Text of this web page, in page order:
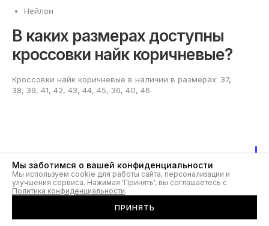
Нейлон
В каких размерах доступны
кроссовки найк коричневые?
Кроссовки найк коричневые в наличии в размерах: 37,
38, 39, 41, 42, 43, 44, 45, 36, 40, 46
Коричневые кроссовки Nike
для мужчин и женщин
Коричневые кроссовки Nike — выбор для тех, кто ценит
сдержанный стиль и универсальность в одежде.
Мы заботимся о вашей конфиденциальности
Мы используем cookie для работы сайта, персонализации и
улучшения сервиса. Нажимая 'Принять', вы соглашаетесь с
Политика конфиденциальности.
ПРИНЯТЬ